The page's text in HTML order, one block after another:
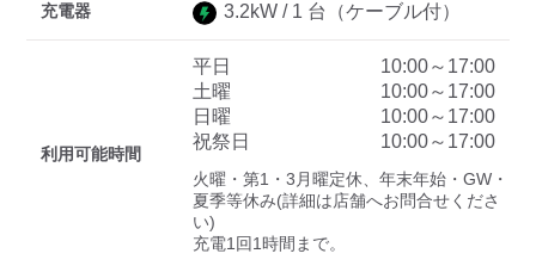
三菱ディーラーを表示
日産ディーラーを表示
トヨタディーラーを表
充電器 3.2kW / 1 台 （ケーブル付）
利用可能時間
平日
10:00～17:00
土曜
10:00～17:00
日曜
10:00～17:00
祝祭日
10:00～17:00
火曜・第1・3月曜定休、年末年始・GW・
夏季等休み(詳細は店舗へお問合せくださ
い)
充電1回1時間まで。